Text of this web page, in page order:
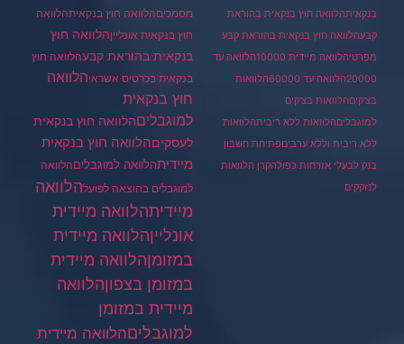
בנקאיתהלוואה חוץ בנקאית בהוראת
קבעהלוואה חוץ בנקאית בהוראת קבע
מפרטיהלוואה מיידית 10000
הלוואה עד
20000הלוואה עד 60000
הלוואות
בצ'קיםהלוואות בצ'קים
למוגבליםהלוואות ללא ריביתהלוואות
ללא ריבית וללא ערביםפתיחת חשבון
בנק לבעלי אזרחות כפולהקרן הלוואות
לנזקקים
מסמכיםהלוואה חוץ בנקאיתהלוואה
חוץ בנקאית אונלייןהלוואה חוץ
בנקאית בהוראת קבעהלוואה חוץ
בנקאית בכרטיס אשראיהלוואה
חוץ בנקאית
למוגבליםהלוואה חוץ בנקאית
לעסקיםהלוואה חוץ בנקאית
מיידיתהלוואה למוגבליםהלוואה
למוגבלים בהוצאה לפועלהלוואה
מיידיתהלוואה מיידית
אונלייןהלוואה מיידית
במזומןהלוואה מיידית
במזומן בצפוןהלוואה
מיידית במזומן
למוגבליםהלוואה מיידית